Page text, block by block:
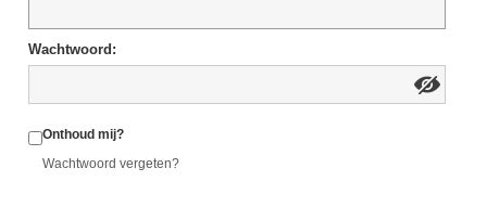
Wachtwoord:
Onthoud mij?
Wachtwoord vergeten?